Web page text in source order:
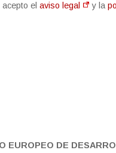
acepto elaviso legal y la
EUROPEO DE